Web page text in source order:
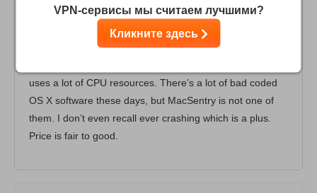
I’ve been a MacSentry subscribe for nearly a year now
and I’m overall very pleased with it. Rapid download and
upload speed, super quick when it comes to connecting
uses a lot of CPU resources. There’s a lot of bad coded
OS X software these days, but MacSentry is not one of
them. I don’t even recall ever crashing which is a plus.
Price is fair to good.
VPN-сервисы мы считаем лучшими?
Кликните здесь